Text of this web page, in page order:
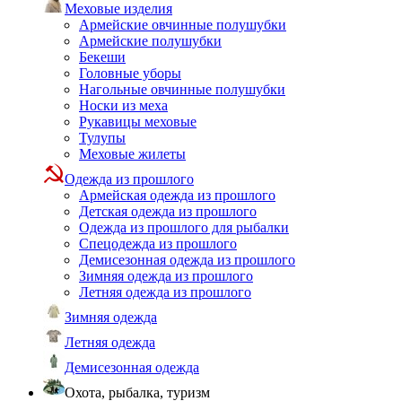
Меховые изделия
Армейские овчинные полушубки
Армейские полушубки
Бекеши
Головные уборы
Нагольные овчинные полушубки
Носки из меха
Рукавицы меховые
Тулупы
Меховые жилеты
Одежда из прошлого
Армейская одежда из прошлого
Детская одежда из прошлого
Одежда из прошлого для рыбалки
Спецодежда из прошлого
Демисезонная одежда из прошлого
Зимняя одежда из прошлого
Летняя одежда из прошлого
Зимняя одежда
Летняя одежда
Демисезонная одежда
Охота, рыбалка, туризм